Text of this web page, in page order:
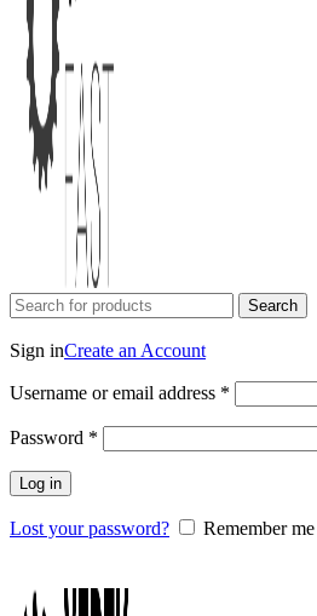
Search
Sign inCreate an Account
Username or email address *
Password *
Log in
Lost your password?
Remember me